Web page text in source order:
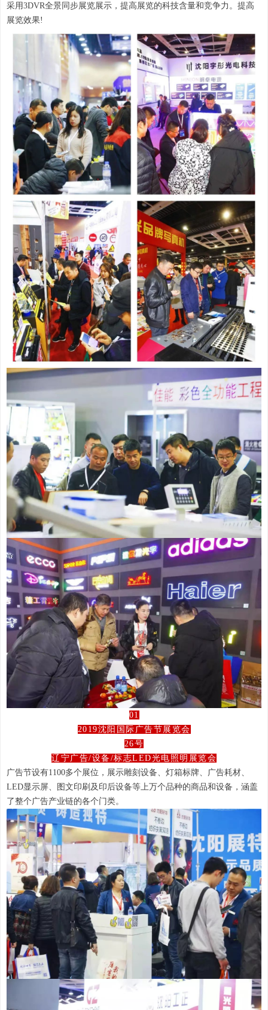
采用3DVR全景同步展览展示，提高展览的科技含量和竞争力。提高
展览效果!
01
2019沈阳国际广告节展览会
26号
辽宁广告/设备/标志LED光电照明展览会
广告节设有1100多个展位，展示雕刻设备、灯箱标牌、广告耗材、
LED显示屏、图文印刷及印后设备等上万个品种的商品和设备，涵盖
了整个广告产业链的各个门类。